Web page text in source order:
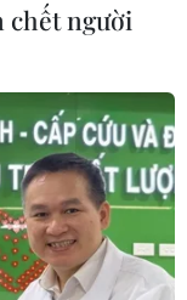
chết người